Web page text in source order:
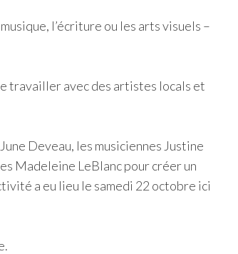
l’écriture ou les arts visuels –
travailler avec des artistes locals et
Deveau, les musiciennes Justine
Madeleine LeBlanc pour créer un
a eu lieu le samedi 22 octobre ici